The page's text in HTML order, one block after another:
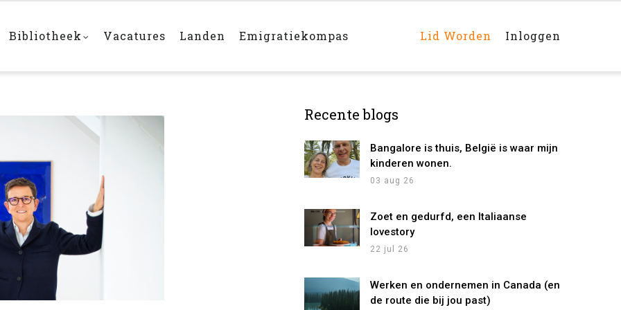
Bibliotheek Vacatures Landen Emigratiekompas
Main
rechts
Lid Worden Inloggen
Recente blogs
Bangalore is thuis, België is waar mijn
kinderen wonen.
03 aug 26
Zoet en gedurfd, een Italiaanse
lovestory
22 jul 26
Werken en ondernemen in Canada (en
de route die bij jou past)